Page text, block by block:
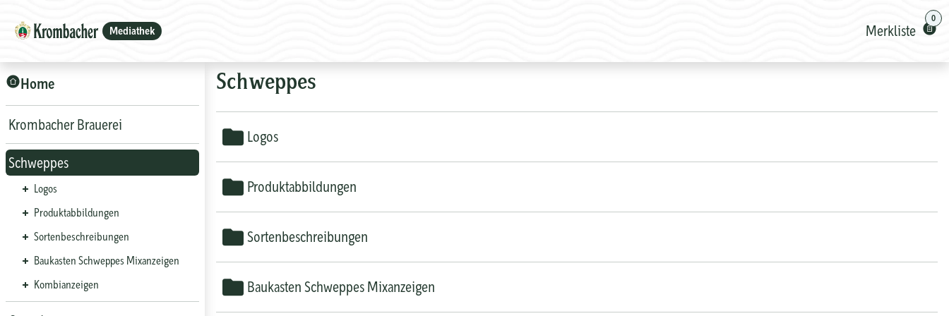
Mediathek Merkliste
0
Home
Krombacher Brauerei
Schweppes
Logos
Produktabbildungen
Sortenbeschreibungen
Baukasten Schweppes Mixanzeigen
Kombianzeigen
Schweppes
Logos
Produktabbildungen
Sortenbeschreibungen
Baukasten Schweppes Mixanzeigen